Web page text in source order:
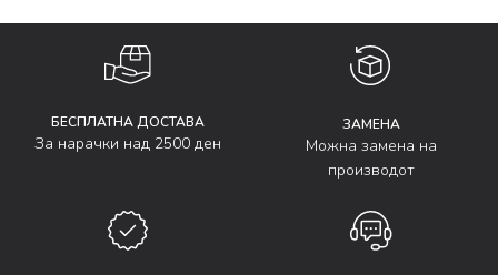
БЕСПЛАТНА ДОСТАВА
За нарачки над 2500 ден
ЗАМЕНА
Можна замена на
производот